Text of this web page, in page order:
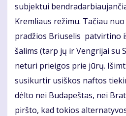
subjektui
Kremliaus režimu. Tačiau
pradžios Briuselis patvirtino
šalims (tarp jų ir Vengrijai su
neturi prieigos prie jūrų.
susikurtir usiškos naftos
dėlto nei Budapeštas, nei
piršto, kad tokios